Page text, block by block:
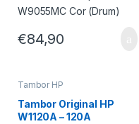
€84,90
Tambor HP
Tambor Original HP
W1120A – 120A